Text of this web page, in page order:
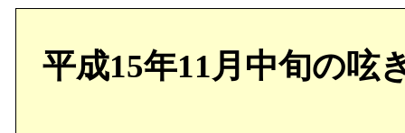
平成15年11月中旬の呟